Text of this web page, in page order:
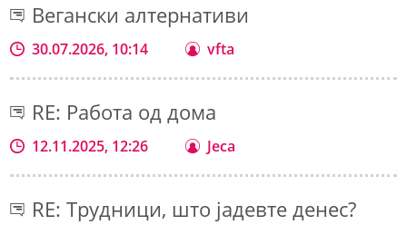
Вегански алтернативи
30.07.2026, 10:14 vfta
RE: Работа од дома
12.11.2025, 12:26 Jeca
RE: Трудници, што јадевте денес?